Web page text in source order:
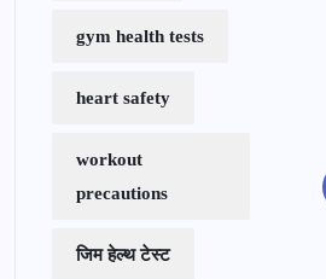
gym health tests
heart safety
workout
precautions
जिम हेल्थ टेस्ट